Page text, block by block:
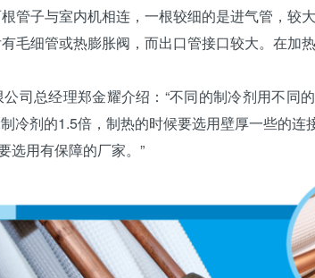
管子与室内机相连，一根较细的是进气管，较
毛细管或热膨胀阀 ，而出口管接口较大。在加
总经理郑金耀介绍：“不同的制冷剂用不同
冷剂的1.5倍，制热的时候要选用壁厚一些的连
选用有保障的厂家。”